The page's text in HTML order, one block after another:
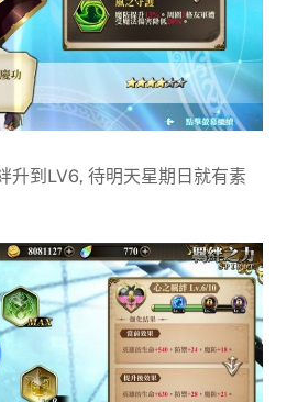
升到LV6, 待明天星期日就有素